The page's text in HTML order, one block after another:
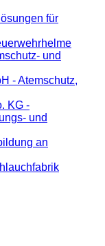
für
und
- Atemschutz,
KG -
und
an